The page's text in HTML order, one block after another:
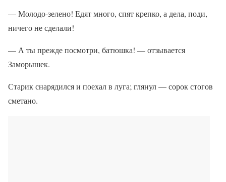
— Молодо-зелено! Едят много, спят крепко, а дела, поди,
ничего не сделали!
— А ты прежде посмотри, батюшка! — отзывается
Заморышек.
Старик снарядился и поехал в луга; глянул — сорок стогов
сметано.